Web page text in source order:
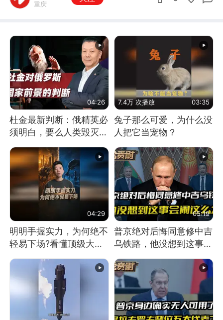
重庆
04:26
杜金最新判断：俄精英必
须明白，要么人类毁灭，
要么俄毁灭
7.4万 次播放 03:35
兔子那么可爱，为什么没
人把它当宠物？
04:29
明明手握实力，为何绝不
轻易下场?看懂顶级大国
05:19
普京绝对后悔同意修中吉
乌铁路，他没想到这事会